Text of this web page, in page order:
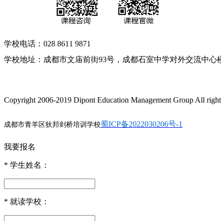
学校电话：028 8611 9871
学校地址：成都市文庙前街93号，成都石室中学对外交流中心
Copyright 2006-2019 Dipont Education Management Group All
成都市青羊区狄邦剑桥培训学校蜀ICP备2022030206号-1
我要报名
* 学生姓名：
* 就读学校：